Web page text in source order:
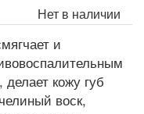
Нет в наличии